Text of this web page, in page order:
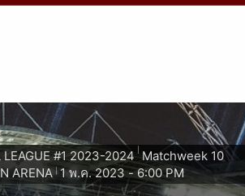
LEAGUE #1 2023-2024 Matchweek 10
ARENA | 1 พ.ค. 2023 - 6:00 PM